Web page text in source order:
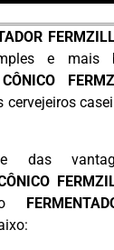
e mais
cervejeiros
das